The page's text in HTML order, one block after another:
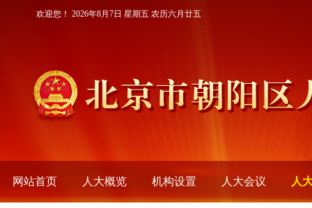
欢迎您！ 2026年8月7日 星期五 农历六月廿五
网站首页 人大概览 机构设置 人大会议 人